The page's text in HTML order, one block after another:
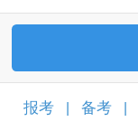
报考 备考